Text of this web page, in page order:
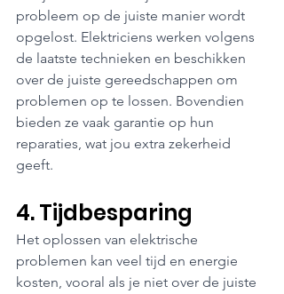
probleem op de juiste manier wordt
opgelost. Elektriciens werken volgens
de laatste technieken en beschikken
over de juiste gereedschappen om
problemen op te lossen. Bovendien
bieden ze vaak garantie op hun
reparaties, wat jou extra zekerheid
geeft.
4. Tijdbesparing
Het oplossen van elektrische
problemen kan veel tijd en energie
kosten, vooral als je niet over de juiste